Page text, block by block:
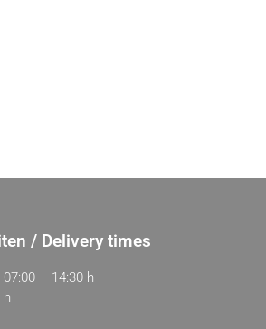
/ Delivery times
– 14:30 h
h